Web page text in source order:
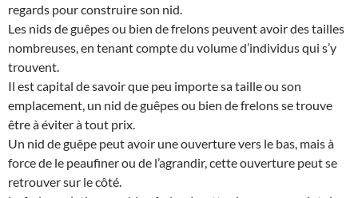
regards pour construire son nid.
Les nids de guêpes ou bien de frelons peuvent avoir des tailles
nombreuses, en tenant compte du volume d’individus qui s’y
trouvent.
Il est capital de savoir que peu importe sa taille ou son
emplacement, un nid de guêpes ou bien de frelons se trouve
être à éviter à tout prix.
Un nid de guêpe peut avoir une ouverture vers le bas, mais à
force de le peaufiner ou de l’agrandir, cette ouverture peut se
retrouver sur le côté.